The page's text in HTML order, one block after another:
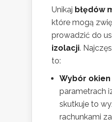
Unikaj błędów
które mogą
prowadzić do
izolacji.
to:
Wybór okien
parametrach
skutkuje to
rachunkami